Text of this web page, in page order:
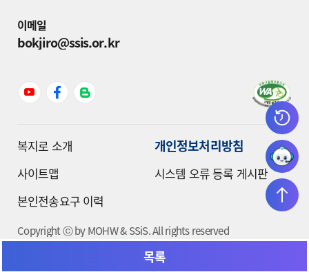
목록
이메일
bokjiro@ssis.or.kr
복지로 소개 개인정보처리방침
사이트맵
시스템 오류 등록 게시판
본인전송요구 이력
Copyright ⓒ by MOHW & SSiS. All rights reserved